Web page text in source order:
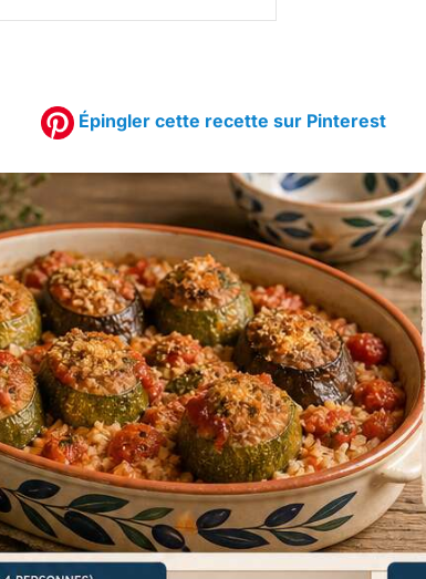
Épingler cette recette sur Pinterest